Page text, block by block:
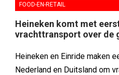
FOOD-EN-RETAIL
Heineken komt met
vrachttransport over de
Heineken en Einride maken
Nederland en Duitsland om